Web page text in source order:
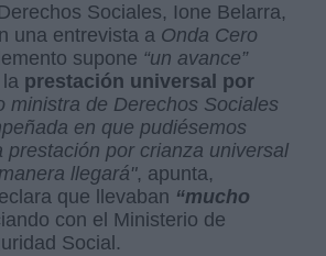
Sociales, Ione Belarra,
una entrevista a Onda Cero
supone “un avance”
prestación universal por
ministra de Derechos Sociales
en que pudiésemos
prestación por crianza universal
llegará", apunta,
que llevaban “mucho
con el Ministerio de
Social.